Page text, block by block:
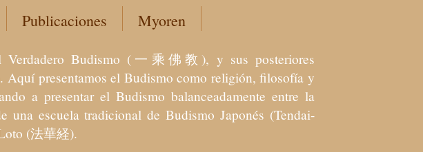
Publicaciones Myoren
Verdadero Budismo (一乘佛教), y sus posteriores
Aquí presentamos el Budismo como religión, filosofía y
a presentar el Budismo balanceadamente entre la
escuela tradicional de Budismo Japonés (Tendai-
(法華経).